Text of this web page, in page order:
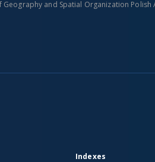
Geography and Spatial Organization Polish
Indexes